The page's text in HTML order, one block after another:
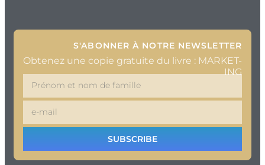
S'ABONNER À NOTRE NEWSLETTER
Obtenez une copie gratuite du livre : MARKET-
ING
SUBSCRIBE